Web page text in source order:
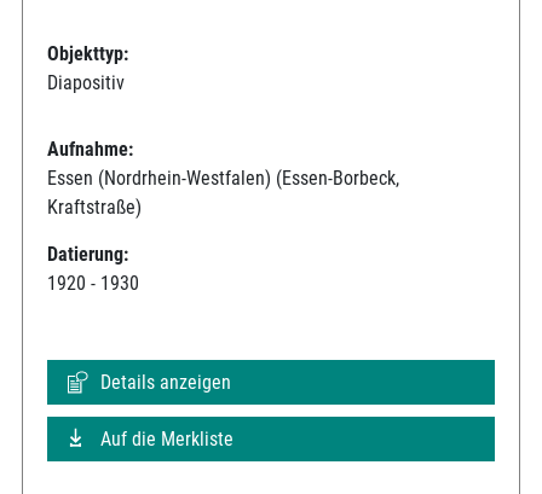
Objekttyp:
Diapositiv
Aufnahme:
Essen (Nordrhein-Westfalen) (Essen-Borbeck,
Kraftstraße)
Datierung:
1920 - 1930
Details anzeigen
Auf die Merkliste